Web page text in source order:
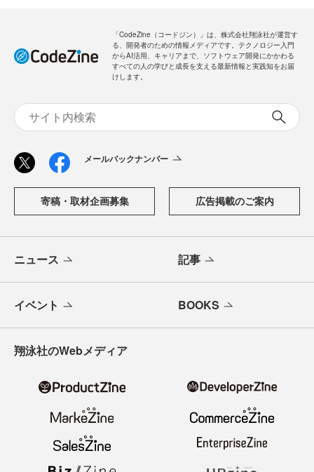
「CodeZine（コードジン）」は、株式会社翔泳社が運営す
る、開発者のための情報メディアです。テクノロジー入門
からAI活用、キャリアまで、ソフトウェア開発にかかわる
すべての人の学びと成長を支える最新情報と実践知をお届
けします。
メールバックナンバー
寄稿・取材企画募集 広告掲載のご案内
ニュース 記事
イベント BOOKS
翔泳社のWebメディア